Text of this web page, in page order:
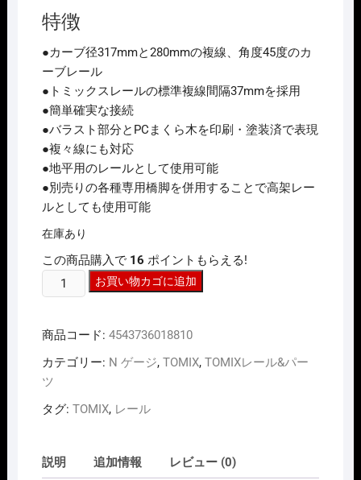
¥2,244
で
し
¥1,795
特徴
●カーブ径317mmと280mmの複線、角度45度のカ
ーブレール
●トミックスレールの標準複線間隔37mmを採用
●簡単確実な接続
●バラスト部分とPCまくら木を印刷・塗装済で表現
●複々線にも対応
●地平用のレールとして使用可能
●別売りの各種専用橋脚を併用することで高架レー
ルとしても使用可能
在庫あり
この商品購入で 16 ポイントもらえる!
TOMIX
1881
線
ｶ
ｰ
ﾚ
ﾙ
DC317･
お買い物カゴに追加
商品コード: 4543736018810
カテゴリー: N ゲージ, TOMIX, TOMIXレール&パー
ツ
タグ: TOMIX, レール
説明 追加情報 レビュー (0)